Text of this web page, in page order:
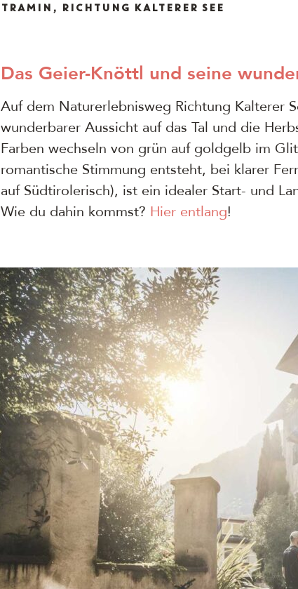
TRAMIN, RICHTUNG KALTERER SEE
Das Geier-Knöttl und seine
Auf dem Naturerlebnisweg Richtung Kalterer
wunderbarer Aussicht auf das Tal und die
Farben wechseln von grün auf goldgelb im
romantische Stimmung entsteht, bei klarer
auf Südtirolerisch), ist ein idealer Start- und
Wie du dahin kommst? Hier entlang!